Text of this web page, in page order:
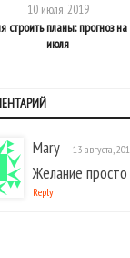
10 июля, 2019
строить планы: прогноз на
июля
Mary 13 августа,
Желание
Reply